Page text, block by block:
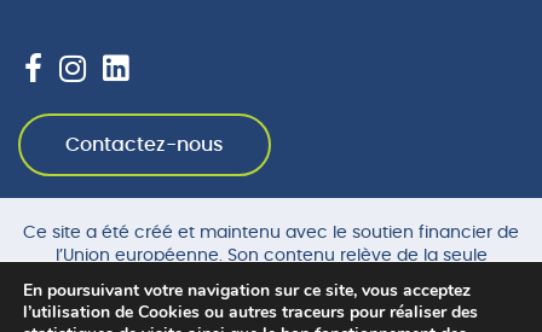
Contactez-nous
Ce site a été créé et maintenu avec le soutien financier de
l’Union européenne. Son contenu relève de la seule
opinions de l’Union européenne.
En poursuivant votre navigation sur ce site, vous acceptez
l’utilisation de Cookies ou autres traceurs pour réaliser des